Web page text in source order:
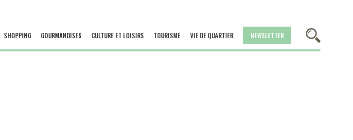
SHOPPING GOURMANDISES CULTURE ET LOISIRS TOURISME VIE DE QUARTIER NEWSLETTER